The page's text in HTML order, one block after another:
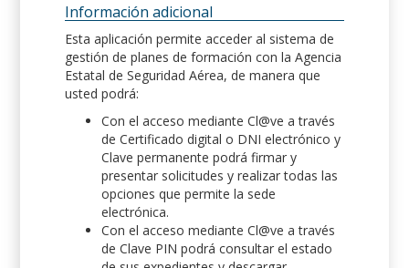
Información adicional
Esta aplicación permite acceder al sistema de
gestión de planes de formación con la Agencia
Estatal de Seguridad Aérea, de manera que
usted podrá:
Con el acceso mediante Cl@ve a través
de Certificado digital o DNI electrónico y
Clave permanente podrá firmar y
presentar solicitudes y realizar todas las
opciones que permite la sede
electrónica.
Con el acceso mediante Cl@ve a través
de Clave PIN podrá consultar el estado